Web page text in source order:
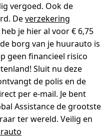
vergoed. Ook de
Deverzekering
je hier al voor € 6,75
borg van je huurauto is
geen financieel risico
Sluit nu deze
de polis en de
per e-mail. Je bent
Assistance de grootste
ter wereld. Veilig en